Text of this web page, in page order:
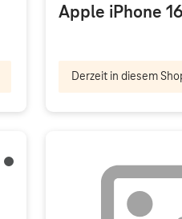
Apple iPhone
Derzeit in diesem
Awesome Graphite